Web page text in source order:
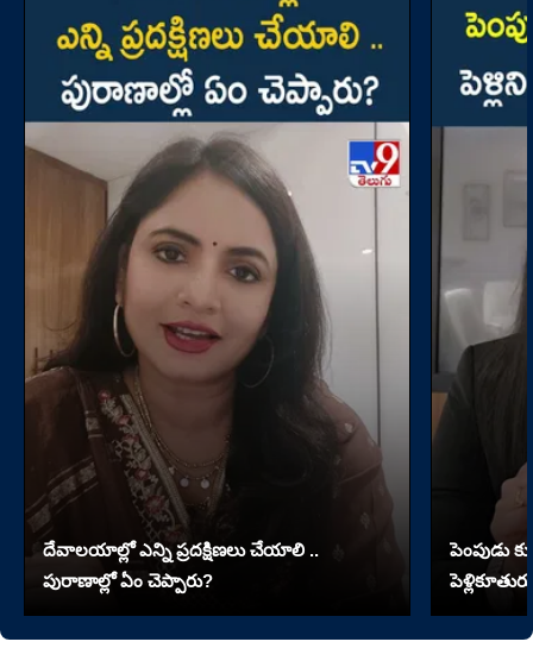
దేవాలయాల్లో ఎన్ని ప్రదక్షిణలు చేయాలి ..
పురాణాల్లో ఏం చెప్పారు?
పెంపుడు
పెళ్లికూతురు